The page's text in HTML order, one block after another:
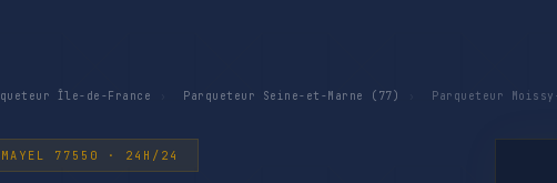
Île-de-France Parqueteur Seine-et-Marne (77) Parqueteur
77550 · 24H/24